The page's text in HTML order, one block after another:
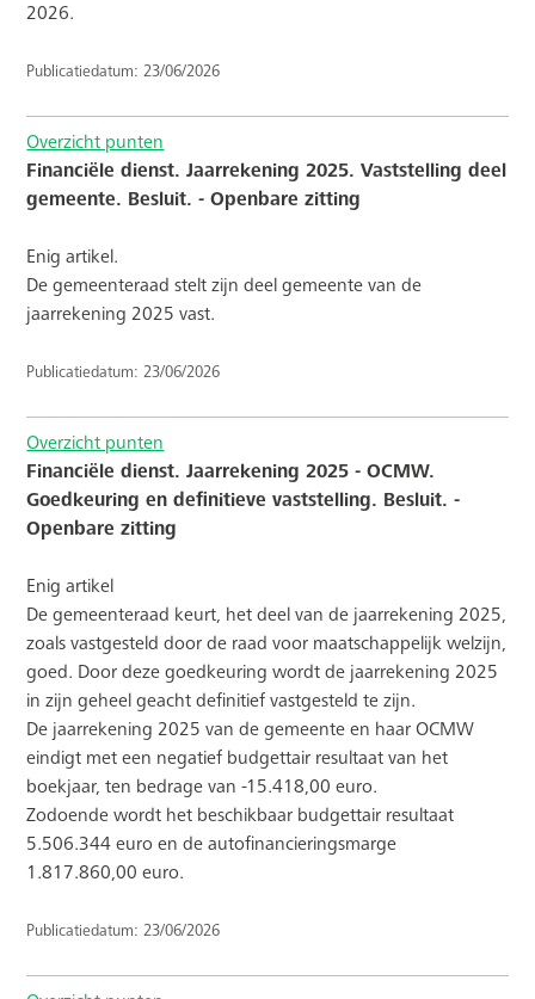
2026.
Publicatiedatum: 23/06/2026
Overzicht punten
Financiële dienst. Jaarrekening 2025. Vaststelling deel
gemeente. Besluit. - Openbare zitting
Enig artikel.
De gemeenteraad stelt zijn deel gemeente van de
jaarrekening 2025 vast.
Publicatiedatum: 23/06/2026
Overzicht punten
Financiële dienst. Jaarrekening 2025 - OCMW.
Goedkeuring en definitieve vaststelling. Besluit. -
Openbare zitting
Enig artikel
De gemeenteraad keurt, het deel van de jaarrekening 2025,
zoals vastgesteld door de raad voor maatschappelijk welzijn,
goed. Door deze goedkeuring wordt de jaarrekening 2025
in zijn geheel geacht definitief vastgesteld te zijn.
De jaarrekening 2025 van de gemeente en haar OCMW
eindigt met een negatief budgettair resultaat van het
boekjaar, ten bedrage van -15.418,00 euro.
Zodoende wordt het beschikbaar budgettair resultaat
5.506.344 euro en de autofinancieringsmarge
1.817.860,00 euro.
Publicatiedatum: 23/06/2026